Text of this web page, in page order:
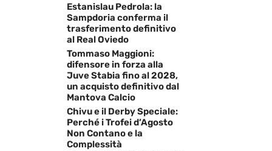
Estanislau Pedrola: la
Sampdoria conferma il
trasferimento definitivo
al Real Oviedo
Tommaso Maggioni:
difensore in forza alla
Juve Stabia fino al 2028,
un acquisto definitivo dal
Mantova Calcio
Chivu e il Derby Speciale:
Perché i Trofei d’Agosto
Non Contano e la
Complessità